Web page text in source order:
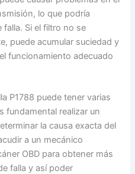
lo que podría
Si el filtro no se
puede acumular suciedad y
funcionamiento adecuado
P1788 puede tener varias
fundamental realizar un
la causa exacta del
a un mecánico
OBD para obtener más
falla y así poder